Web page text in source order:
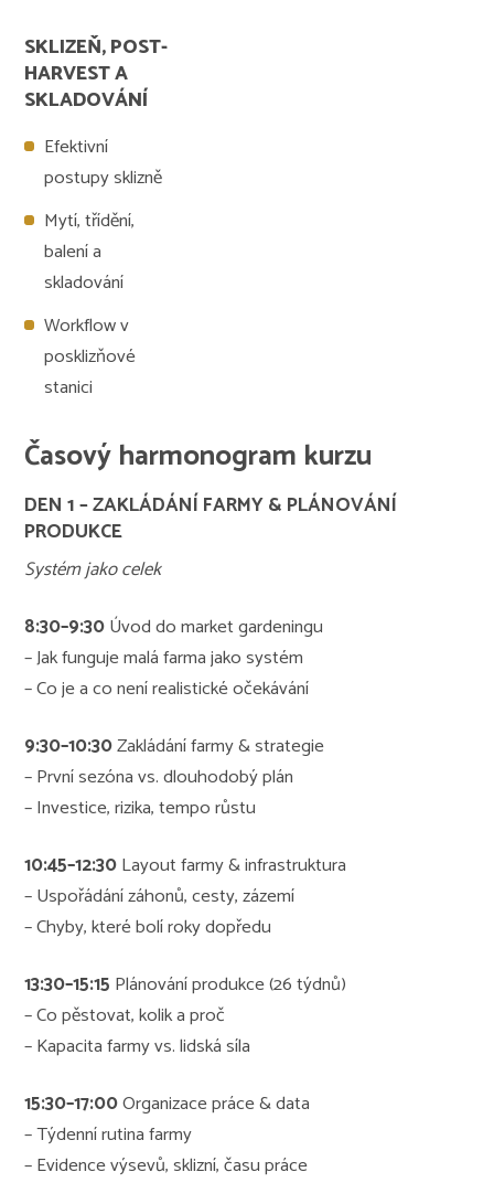
SKLIZEŇ, POST-
HARVEST A
SKLADOVÁNÍ
Efektivní
postupy sklizně
Mytí, třídění,
balení a
skladování
Workflow v
posklizňové
stanici
Časový harmonogram kurzu
DEN 1 – ZAKLÁDÁNÍ FARMY & PLÁNOVÁNÍ
PRODUKCE
Systém jako celek
8:30–9:30Úvod do market gardeningu
– Jak funguje malá farma jako systém
– Co je a co není realistické očekávání
9:30–10:30Zakládání farmy & strategie
– První sezóna vs. dlouhodobý plán
– Investice, rizika, tempo růstu
10:45–12:30Layout farmy & infrastruktura
– Uspořádání záhonů, cesty, zázemí
– Chyby, které bolí roky dopředu
13:30–15:15 Plánování produkce (26 týdnů)
– Co pěstovat, kolik a proč
– Kapacita farmy vs. lidská síla
15:30–17:00Organizace práce & data
– Týdenní rutina farmy
– Evidence výsevů, sklizní, času práce